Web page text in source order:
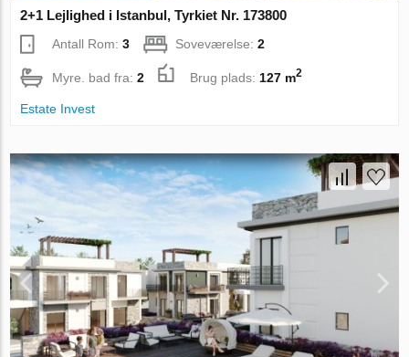
2+1 Lejlighed i Istanbul, Tyrkiet Nr. 173800
Antall Rom:3 Soveværelse:2
Myre. bad fra:2 Brug plads: 127 m2
Estate Invest